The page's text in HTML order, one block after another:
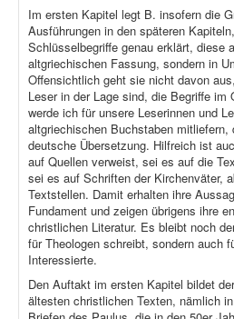
Im ersten Kapitel legt B. insofern die
Ausführungen in den späteren
Schlüsselbegriffe genau erklärt, diese
altgriechischen Fassung, sondern in
Offensichtlich geht sie nicht davon
Leser in der Lage sind, die Begriffe im
werde ich für unsere Leserinnen und
altgriechischen Buchstaben mitliefern,
deutsche Übersetzung. Hilfreich ist
auf Quellen verweist, sei es auf die
sei es auf Schriften der Kirchenväter,
Textstellen. Damit erhalten ihre
Fundament und zeigen übrigens ihre
christlichen Literatur. Es bleibt noch
für Theologen schreibt, sondern auch
Interessierte.
Den Auftakt im ersten Kapitel bildet
ältesten christlichen Texten, nämlich